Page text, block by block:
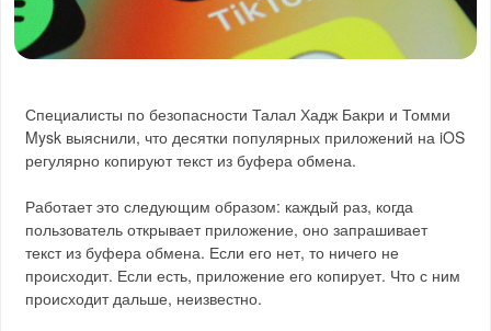
Специалисты по безопасности Талал Хадж Бакри и Томми
Mysk выяснили, что десятки популярных приложений на iOS
регулярно копируют текст из буфера обмена.
Работает это следующим образом: каждый раз, когда
пользователь открывает приложение, оно запрашивает
текст из буфера обмена. Если его нет, то ничего не
происходит. Если есть, приложение его копирует. Что с ним
происходит дальше, неизвестно.